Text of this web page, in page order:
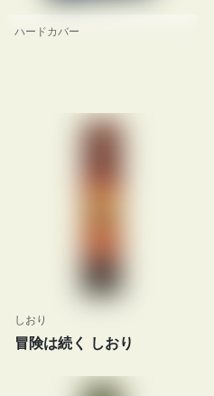
ハードカバー
しおり
冒険は続く しおり